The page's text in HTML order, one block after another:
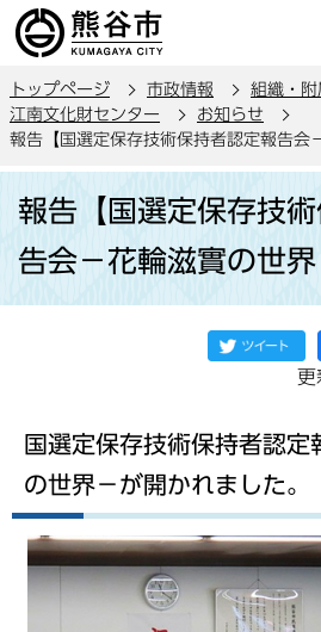
の
ー
ジ
トップページ 市政情報 組織・附
江南文化財センター
お知らせ
報告【国選定保存技術保持者認定報告会
か
報告【国選定保存技
告会－花輪滋實の世界
国選定保存技術保持者認定
の世界－が開かれました。